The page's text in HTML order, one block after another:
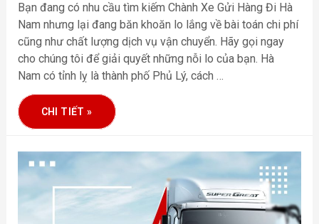
Bạn đang có nhu cầu tìm kiếm Chành Xe Gửi Hàng Đi Hà
Nam nhưng lại đang băn khoăn lo lắng về bài toán chi phí
cũng như chất lượng dịch vụ vận chuyển. Hãy gọi ngay
cho chúng tôi để giải quyết những nỗi lo của bạn. Hà
Nam có tỉnh lỵ là thành phố Phủ Lý, cách …
CHI TIẾT »